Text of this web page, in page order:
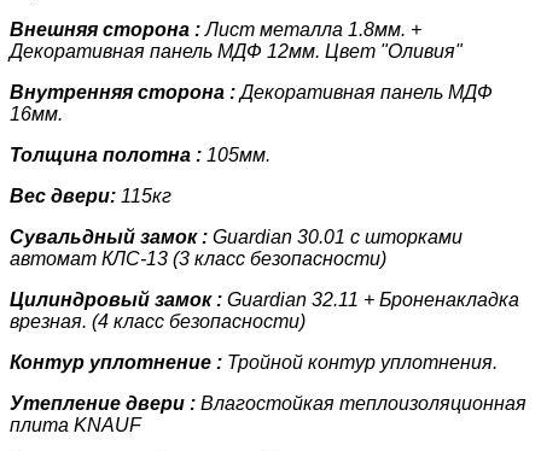
Внешняя сторона :Лист металла 1.8мм. +
Декоративная панель МДФ 12мм. Цвет "Оливия"
Внутренняя сторона :Декоративная панель МДФ
16мм.
Толщина полотна : 105мм.
Вес двери: 115кг
Сувальдный замок : Guardian 30.01 с шторками
автомат КЛС-13 (3 класс безопасности)
Цилиндровый замок : Guardian 32.11 + Броненакладка
врезная. (4 класс безопасности)
Контур уплотнение : Тройной контур уплотнения.
Утепление двери : Влагостойкая теплоизоляционная
плита KNAUF